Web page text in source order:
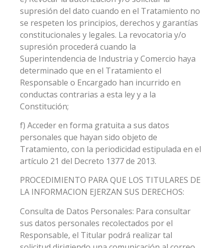
supresión del dato cuando en el Tratamiento no
se respeten los principios, derechos y garantías
constitucionales y legales. La revocatoria y/o
supresión procederá cuando la
Superintendencia de Industria y Comercio haya
determinado que en el Tratamiento el
Responsable o Encargado han incurrido en
conductas contrarias a esta ley y a la
Constitución;
f) Acceder en forma gratuita a sus datos
personales que hayan sido objeto de
Tratamiento, con la periodicidad estipulada en el
artículo 21 del Decreto 1377 de 2013.
PROCEDIMIENTO PARA QUE LOS TITULARES DE
LA INFORMACION EJERZAN SUS DERECHOS:
Consulta de Datos Personales: Para consultar
sus datos personales recolectados por el
Responsable, el Titular podrá realizar tal